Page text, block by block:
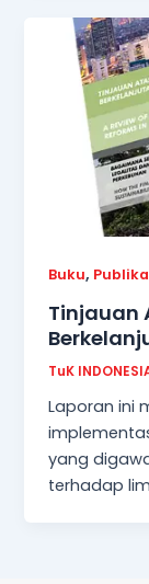
Buku,
Tinjauan
TuK
Laporan ini
yang
terhadap